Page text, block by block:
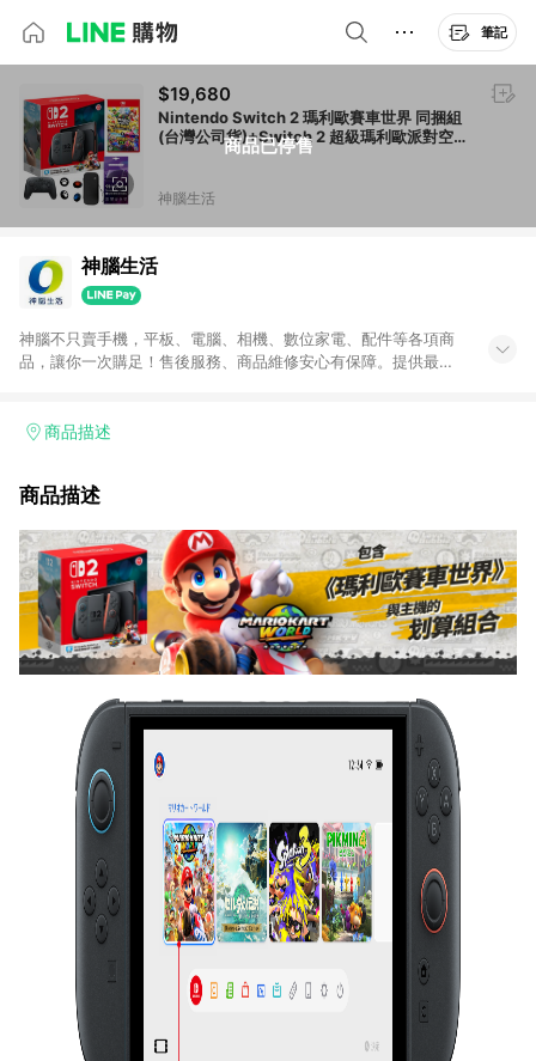
筆記
商品已停售
$19,680
Nintendo Switch 2 瑪利歐賽車世界 同捆組
(台灣公司貨)+Switch 2 超級瑪利歐派對空前
盛會空前盛會TV中文版+Pro 控制器
神腦生活
神腦生活
神腦不只賣手機，平板、電腦、相機、數位家電、配件等各項商
品，讓你一次購足！售後服務、商品維修安心有保障。提供最新
商品描述
商品描述